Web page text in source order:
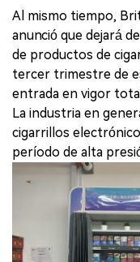
Al mismo tiempo,
anunció que dejará
de productos de
tercer trimestre de
entrada en vigor
La industria en
cigarrillos
período de alta